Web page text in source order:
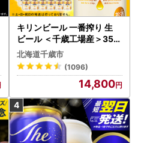
キリンビール 一番搾り 生
ビール ＜千歳工場産＞350
ml（24本）
北海道千歳市
(1096)
14,800